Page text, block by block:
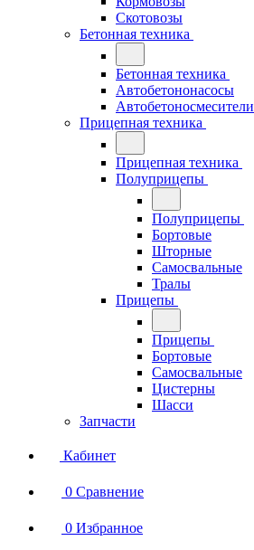
Скотовозы
Бетонная техника
Бетонная техника
Автобетононасосы
Автобетоносмесители
Прицепная техника
Прицепная техника
Полуприцепы
Полуприцепы
Бортовые
Шторные
Самосвальные
Тралы
Прицепы
Прицепы
Бортовые
Самосвальные
Цистерны
Шасси
Запчасти
Кабинет
0 Сравнение
0 Избранное